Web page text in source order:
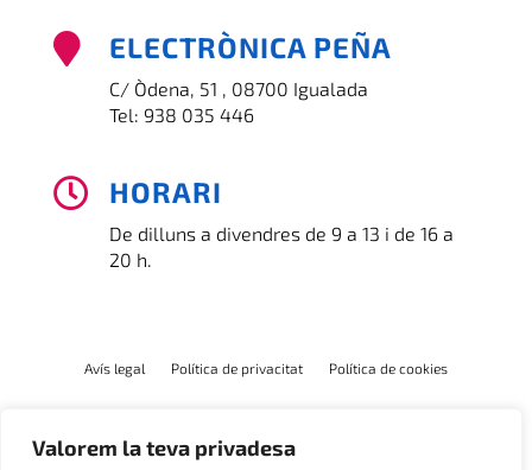
Valorem la teva privadesa
 ELECTRÒNICA PEÑA
C/ Òdena, 51 , 08700 Igualada
Tel: 938 035 446
 HORARI
De dilluns a divendres de 9 a 13 i de 16 a
20 h.
Avís legal Política de privacitat Política de cookies